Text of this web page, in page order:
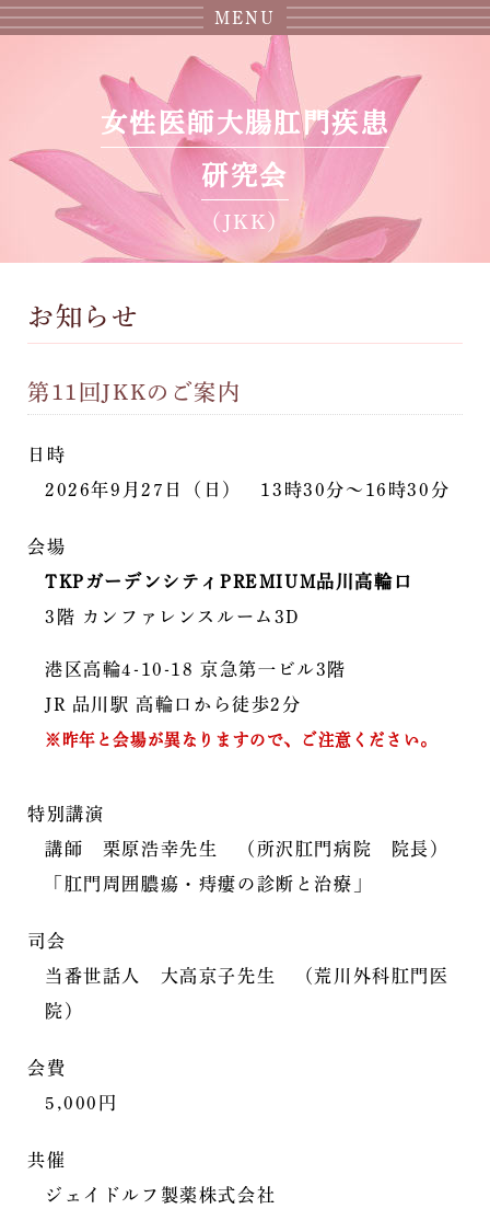
MENU
女性医師大腸肛門疾患
研究会
（JKK）
お知らせ
第11回JKKのご案内
日時
2026年9月27日（日） 13時30分～16時30分
会場
TKPガーデンシティPREMIUM品川高輪口
3階 カンファレンスルーム3D
港区高輪4-10-18 京急第一ビル3階
JR 品川駅 高輪口から徒歩2分
※昨年と会場が異なりますので、ご注意ください。
特別講演
講師 栗原浩幸先生 （所沢肛門病院 院長）
「肛門周囲膿瘍・痔瘻の診断と治療」
司会
当番世話人 大高京子先生 （荒川外科肛門医
院）
会費
5,000円
共催
ジェイドルフ製薬株式会社